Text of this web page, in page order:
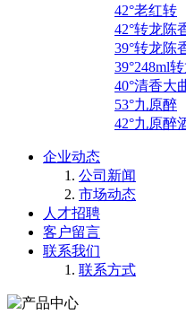
42°老红转
42°转龙陈
39°转龙陈
39°248ml
40°清香大
53°九原醉
42°九原醉
企业动态
公司新闻
市场动态
人才招聘
客户留言
联系我们
联系方式